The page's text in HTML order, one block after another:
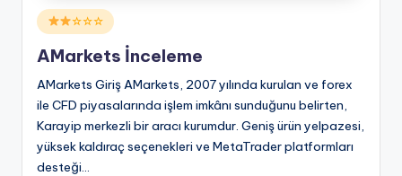
Posted
in
☆☆☆
AMarkets İnceleme
AMarkets Giriş AMarkets, 2007 yılında kurulan ve forex
ile CFD piyasalarında işlem imkânı sunduğunu belirten,
Karayip merkezli bir aracı kurumdur. Geniş ürün yelpazesi,
yüksek kaldıraç seçenekleri ve MetaTrader platformları
desteği…